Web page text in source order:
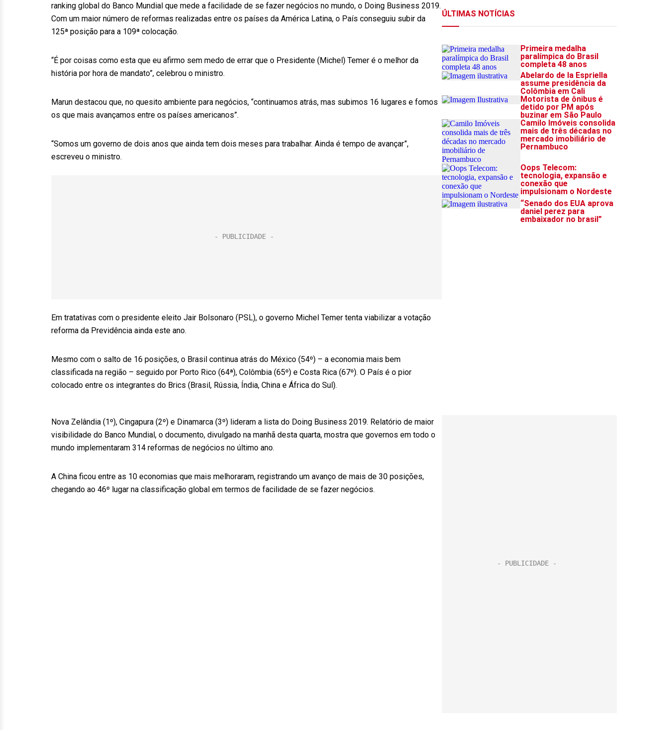
ranking global do Banco Mundial que mede a facilidade de se fazer negócios no mundo, o Doing Business 2019.
Com um maior número de reformas realizadas entre os países da América Latina, o País conseguiu subir da
125ª posição para a 109ª colocação.
“É por coisas como esta que eu afirmo sem medo de errar que o Presidente (Michel) Temer é o melhor da
história por hora de mandato”, celebrou o ministro.
Marun destacou que, no quesito ambiente para negócios, “continuamos atrás, mas subimos 16 lugares e fomos
os que mais avançamos entre os países americanos”.
“Somos um governo de dois anos que ainda tem dois meses para trabalhar. Ainda é tempo de avançar”,
escreveu o ministro.
Em tratativas com o presidente eleito Jair Bolsonaro (PSL), o governo Michel Temer tenta viabilizar a votação
reforma da Previdência ainda este ano.
Mesmo com o salto de 16 posições, o Brasil continua atrás do México (54º) – a economia mais bem
classificada na região – seguido por Porto Rico (64ª), Colômbia (65º) e Costa Rica (67º). O País é o pior
colocado entre os integrantes do Brics (Brasil, Rússia, Índia, China e África do Sul).
Nova Zelândia (1º), Cingapura (2º) e Dinamarca (3º) lideram a lista do Doing Business 2019. Relatório de maior
visibilidade do Banco Mundial, o documento, divulgado na manhã desta quarta, mostra que governos em todo o
mundo implementaram 314 reformas de negócios no último ano.
A China ficou entre as 10 economias que mais melhoraram, registrando um avanço de mais de 30 posições,
chegando ao 46º lugar na classificação global em termos de facilidade de se fazer negócios.